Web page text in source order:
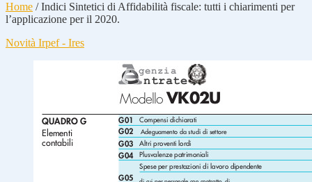
Home /Indici Sintetici di Affidabilità fiscale: tutti i chiarimenti per
l’applicazione per il 2020.
Novità Irpef - Ires